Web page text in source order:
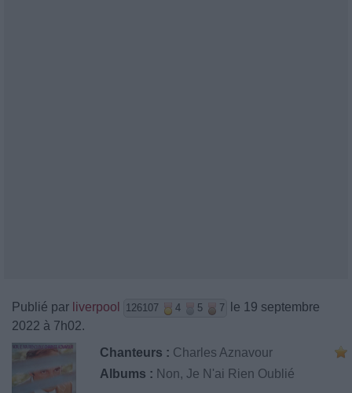
Publié par liverpool 126107 4 5 7
le 19 septembre
2022 à 7h02.
Chanteurs : Charles Aznavour
Albums : Non, Je N'ai Rien Oublié